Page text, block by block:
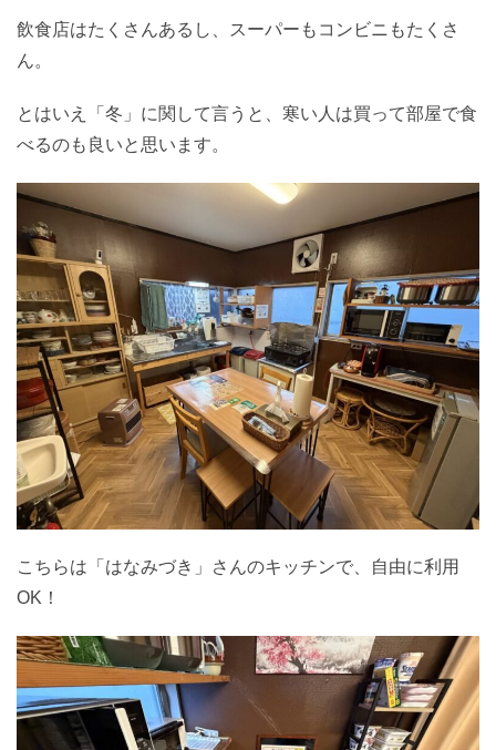
飲食店はたくさんあるし、スーパーもコンビニもたくさ
ん。
とはいえ「冬」に関して言うと、寒い人は買って部屋で食
べるのも良いと思います。
こちらは「はなみづき」さんのキッチンで、自由に利用
OK！